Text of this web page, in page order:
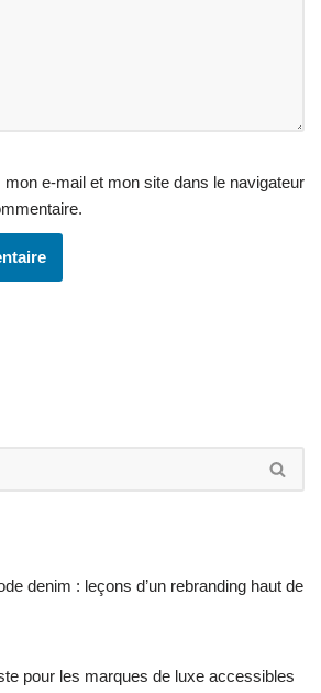
e-mail et mon site dans le navigateur
denim : leçons d’un rebranding haut de
pour les marques de luxe accessibles